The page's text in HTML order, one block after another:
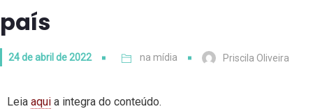
país
24 de abril de 2022 na mídia Priscila Oliveira
Leia aqui a integra do conteúdo.